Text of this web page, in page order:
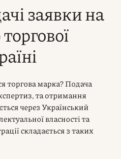
заявки на
торгова марка?Подача
та отримання
через Український
власності та
складається з таких